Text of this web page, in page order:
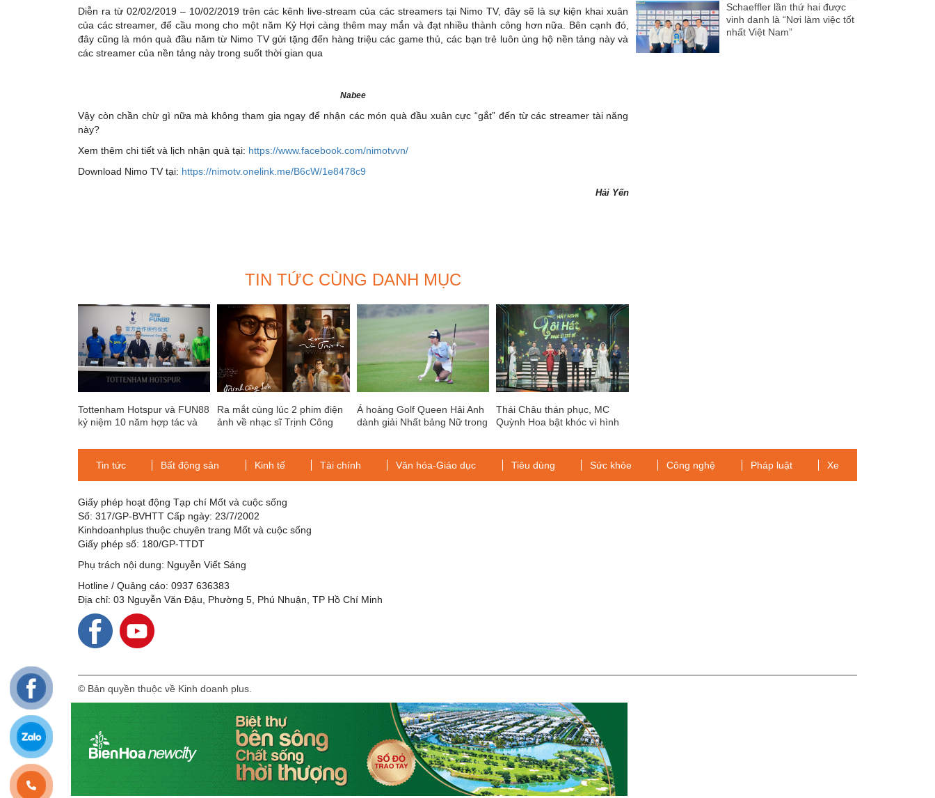
Diễn ra từ 02/02/2019 – 10/02/2019 trên các kênh live-stream của các streamers tại Nimo TV, đây sẽ là sự kiện khai xuân
của các streamer, để cầu mong cho một năm Kỷ Hợi càng thêm may mắn và đạt nhiều thành công hơn nữa. Bên cạnh đó,
đây cũng là món quà đầu năm từ Nimo TV gửi tặng đến hàng triệu các game thủ, các bạn trẻ luôn ủng hộ nền tảng này và
các streamer của nền tảng này trong suốt thời gian qua
Nabee
Vậy còn chần chừ gì nữa mà không tham gia ngay để nhận các món quà đầu xuân cực “gắt” đến từ các streamer tài năng
này?
Xem thêm chi tiết và lịch nhận quà tại: https://www.facebook.com/nimotvvn/
Download Nimo TV tại: https://nimotv.onelink.me/B6cW/1e8478c9
Hải Yến
TIN TỨC CÙNG DANH MỤC
Tottenham Hotspur và FUN88
kỷ niệm 10 năm hợp tác và
Ra mắt cùng lúc 2 phim điện
ảnh về nhạc sĩ Trịnh Công
Á hoàng Golf Queen Hải Anh
dành giải Nhất bảng Nữ trong
Thái Châu thán phục, MC
Quỳnh Hoa bật khóc vì hình
hũ tro cốt trong màn diễn về
mẹ
Schaeffler lần thứ hai được
vinh danh là “Nơi làm việc tốt
nhất Việt Nam”
Tin tức Bất động sản Kinh tế Tài chính Văn hóa-Giáo dục Tiêu dùng Sức khỏe Công nghệ Pháp luật Xe
Giấy phép hoạt động Tạp chí Mốt và cuộc sống
Số: 317/GP-BVHTT Cấp ngày: 23/7/2002
Kinhdoanhplus thuộc chuyên trang Mốt và cuộc sống
Giấy phép số: 180/GP-TTDT
Phụ trách nội dung: Nguyễn Viết Sáng
Hotline / Quảng cáo: 0937 636383
Địa chỉ: 03 Nguyễn Văn Đậu, Phường 5, Phú Nhuận, TP Hồ Chí Minh
© Bản quyền thuộc về Kinh doanh plus.